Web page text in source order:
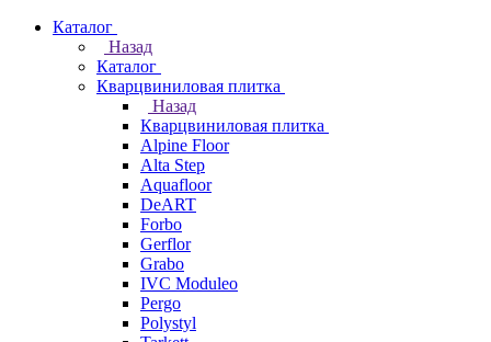
Каталог
Назад
Каталог
Кварцвиниловая плитка
Назад
Кварцвиниловая плитка
Alpine Floor
Alta Step
Aquafloor
DeART
Forbo
Gerflor
Grabo
IVC Moduleo
Pergo
Polystyl